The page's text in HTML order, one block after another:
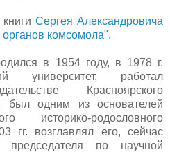
книгиСергея Александровича
комсомола".
в 1954 году, в 1978 г.
университет, работал
Красноярского
был одним из основателей
историко-родословного
гг. возглавлял его, сейчас
председателя по научной